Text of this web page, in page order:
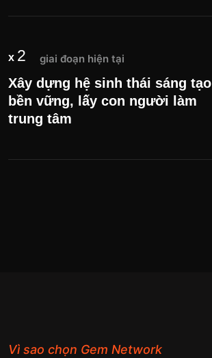
x 2 giai đoạn hiện tại
Xây dựng hệ sinh thái sáng tạo
bền vững, lấy con người làm
trung tâm
Vì sao chọn Gem Network